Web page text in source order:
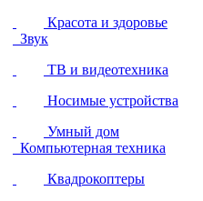
Красота и здоровье
Звук
ТВ и видеотехника
Носимые устройства
Умный дом
Компьютерная техника
Квадрокоптеры